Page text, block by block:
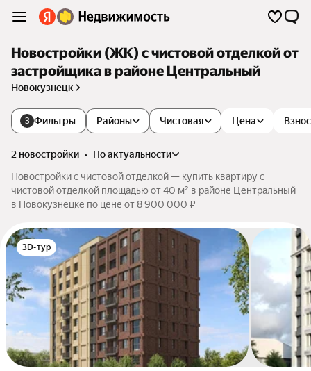
Новостройки (ЖК) с чистовой отделкой от
застройщика в районе Центральный
Новокузнецк
3 Фильтры Цена
Районы Чистовая
2 новостройки •
по актуальности
Новостройки с чистовой отделкой — купить квартиру с
чистовой отделкой площадью от 40 м² в районе Центральный
в Новокузнецке по цене от 8 900 000 ₽
3D-тур